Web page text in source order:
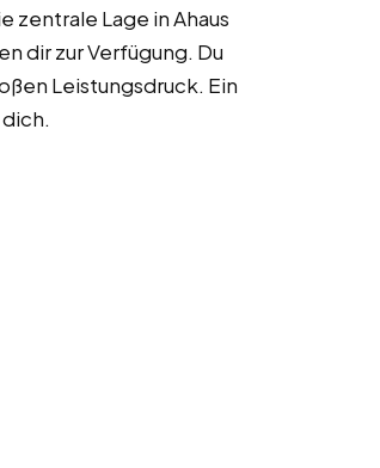
Lage in Ahaus
dir zur Verfügung. Du
Leistungsdruck. Ein